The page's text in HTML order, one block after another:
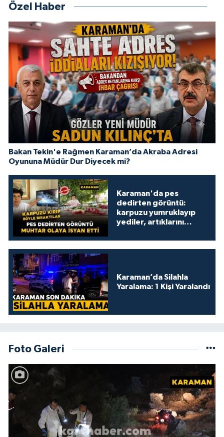
Özel Haber
Bakan Tekin'e Rağmen Karaman’da Akraba Adresi
Oyununa Müdür Dur Diyecek mi?
Karaman'da pes
dedirten görüntü:
karpuzu yumruklayıp
yediler, artıklarını
Karaman’da Silahla
Yaralama: 1 Kişi Yaralandı
Foto Galeri